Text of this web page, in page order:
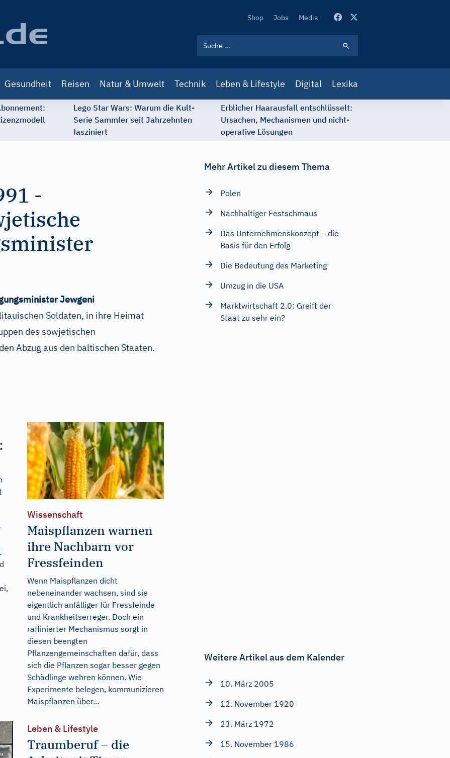
Secondary
Shop Jobs Media
Gesundheit Reisen Natur & Umwelt Technik Leben & Lifestyle Digital Lexika
Lego Star Wars: Warum die Kult-
Serie Sammler seit Jahrzehnten
fasziniert
Erblicher Haarausfall entschlüsselt:
Ursachen, Mechanismen und nicht-
operative Lösungen
-
Jewgeni
Soldaten, in ihre Heimat
des sowjetischen
Abzug aus den baltischen Staaten.
Wissenschaft
Maispflanzen warnen
ihre Nachbarn vor
Fressfeinden
Wenn Maispflanzen dicht
nebeneinander wachsen, sind sie
eigentlich anfälliger für Fressfeinde
und Krankheitserreger. Doch ein
raffinierter Mechanismus sorgt in
diesen beengten
Pflanzengemeinschaften dafür, dass
sich die Pflanzen sogar besser gegen
Schädlinge wehren können. Wie
Experimente belegen, kommunizieren
Maispflanzen über...
Leben & Lifestyle
Traumberuf – die
Mehr Artikel zu diesem Thema
Polen
Nachhaltiger Festschmaus
Das Unternehmenskonzept – die
Basis für den Erfolg
Die Bedeutung des Marketing
Umzug in die USA
Marktwirtschaft 2.0: Greift der
Staat zu sehr ein?
Weitere Artikel aus dem Kalender
10. März 2005
12. November 1920
23. März 1972
15. November 1986